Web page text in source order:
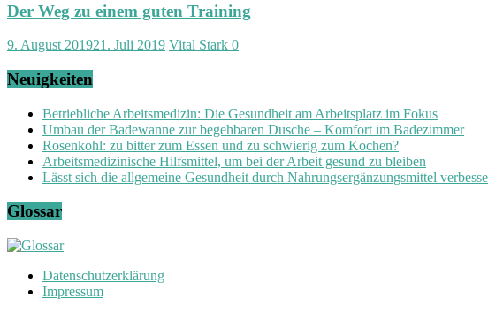
Der Weg zu einem guten Training
9. August 201921. Juli 2019 Vital Stark 0
Neuigkeiten
Betriebliche Arbeitsmedizin: Die Gesundheit am Arbeitsplatz im Fokus
Umbau der Badewanne zur begehbaren Dusche – Komfort im Badezimmer
Rosenkohl: zu bitter zum Essen und zu schwierig zum Kochen?
Arbeitsmedizinische Hilfsmittel, um bei der Arbeit gesund zu bleiben
Lässt sich die allgemeine Gesundheit durch Nahrungsergänzungsmittel
Glossar
Datenschutzerklärung
Impressum